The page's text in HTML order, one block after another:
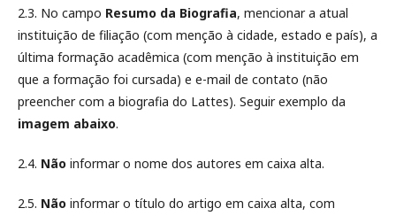
2.3. No campo Resumo da Biografia, mencionar a atual
instituição de filiação (com menção à cidade, estado e país), a
última formação acadêmica (com menção à instituição em
que a formação foi cursada) e e-mail de contato (não
preencher com a biografia do Lattes). Seguir exemplo da
imagem abaixo.
2.4. Não informar o nome dos autores em caixa alta.
2.5. Não informar o título do artigo em caixa alta, com